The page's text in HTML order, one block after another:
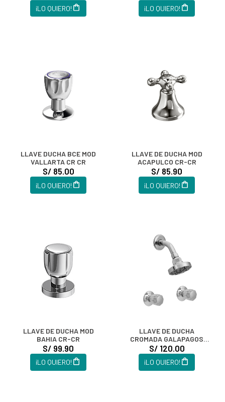
¡LO QUIERO! ¡LO QUIERO!
LLAVE DUCHA BCE MOD
VALLARTA CR CR
S/ 85.00
¡LO QUIERO!
LLAVE DE DUCHA MOD
ACAPULCO CR-CR
S/ 85.90
¡LO QUIERO!
LLAVE DE DUCHA MOD
BAHIA CR-CR
S/ 99.90
¡LO QUIERO!
LLAVE DE DUCHA
CROMADA GALAPAGOS
ITGF
S/ 120.00
¡LO QUIERO!